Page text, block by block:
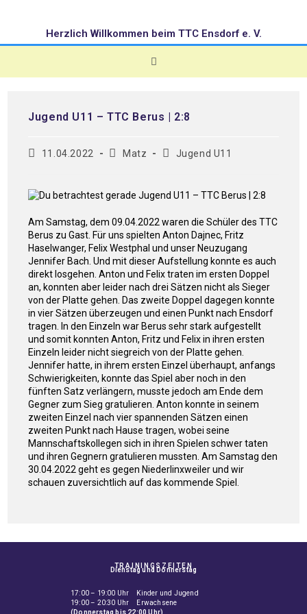
Herzlich Willkommen beim TTC Ensdorf e. V.
Jugend U11 – TTC Berus | 2:8
11.04.2022 Matz Jugend U11
Am Samstag, dem 09.04.2022 waren die Schüler des TTC
Berus zu Gast. Für uns spielten Anton Dajnec, Fritz
Haselwanger, Felix Westphal und unser Neuzugang
Jennifer Bach. Und mit dieser Aufstellung konnte es auch
direkt losgehen. Anton und Felix traten im ersten Doppel
an, konnten aber leider nach drei Sätzen nicht als Sieger
von der Platte gehen. Das zweite Doppel dagegen konnte
in vier Sätzen überzeugen und einen Punkt nach Ensdorf
tragen. In den Einzeln war Berus sehr stark aufgestellt
und somit konnten Anton, Fritz und Felix in ihren ersten
Einzeln leider nicht siegreich von der Platte gehen.
Jennifer hatte, in ihrem ersten Einzel überhaupt, anfangs
Schwierigkeiten, konnte das Spiel aber noch in den
fünften Satz verlängern, musste jedoch am Ende dem
Gegner zum Sieg gratulieren. Anton konnte in seinem
zweiten Einzel nach vier spannenden Sätzen einen
zweiten Punkt nach Hause tragen, wobei seine
Mannschaftskollegen sich in ihren Spielen schwer taten
und ihren Gegnern gratulieren mussten. Am Samstag den
30.04.2022 geht es gegen Niederlinxweiler und wir
schauen zuversichtlich auf das kommende Spiel.
TRAININGSZEITEN
Dienstag und Donnerstag
17:00 – 19:00 Uhr Kinder und Jugend
19:00 – 20:30 Uhr Erwachsene
(Donnerstag bis 22:00 Uhr)